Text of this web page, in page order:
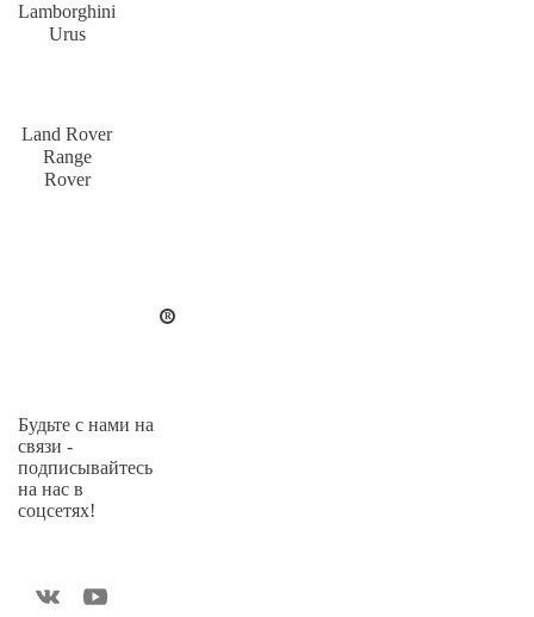
Lamborghini
Urus
Land Rover
Range
Rover
Будьте с нами на
связи -
подписывайтесь
на нас в
соцсетях!